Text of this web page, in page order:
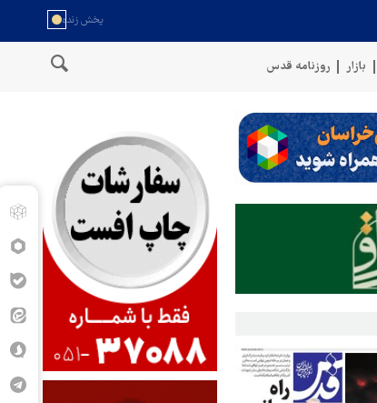
بازار روزنامه قدس
سخنگوی نیروهای مسلح یمن: کشتی نفتی عربستان را با موشک